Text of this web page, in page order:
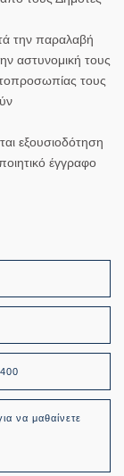
την παραλαβή
αστυνομική τους
τους
εξουσιοδότηση
έγγραφο
να μαθαίνετε